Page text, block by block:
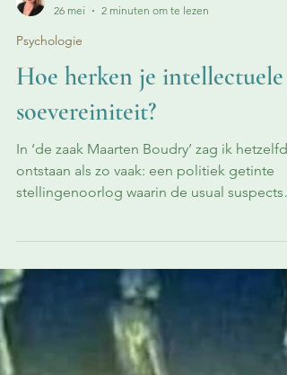
Annelies Vanbelle
Psychologie
Hoe herken je intellectuele
soevereiniteit?
In ‘de zaak Maarten Boudry’ zag ik hetzelfde
en rechts doen wat ze in zulke gevallen
altijd doen, alsof ze blind gedreven worden
door een programmatie waar ze zelf geen
weet van hebben. Maar hoe herken je
iemand die wél intellectueel soeverein is,